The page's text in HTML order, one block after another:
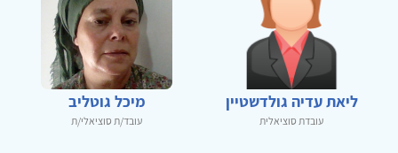
ליאת עדיה גולדשטיין
עובדת סוציאלית
מיכל גוטליב
עובד/ת סוציאלי/ת